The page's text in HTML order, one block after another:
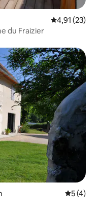
4,91 de uma
4,91 (23)
du Fraizier
5 de
5 (4)